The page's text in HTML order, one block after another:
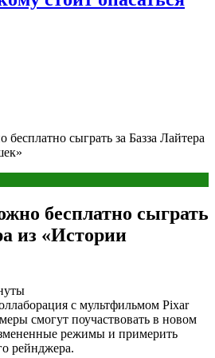
сыграть за Базза Лайтера
бесплатно сыграть
из «Истории
с мультфильмом Pixar
смогут поучаствовать в новом
режимы и примерить
рейнджера.